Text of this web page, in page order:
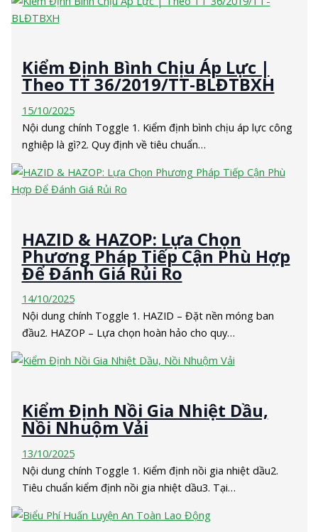
Kiểm Định Bình Chịu Áp Lực |
Theo TT 36/2019/TT-BLĐTBXH
15/10/2025
Nội dung chính Toggle 1. Kiểm định bình chịu áp lực công
nghiệp là gì?2. Quy định về tiêu chuẩn…
HAZID & HAZOP: Lựa Chọn
Phương Pháp Tiếp Cận Phù Hợp
Để Đánh Giá Rủi Ro
14/10/2025
Nội dung chính Toggle 1. HAZID – Đặt nền móng ban
đầu2. HAZOP – Lựa chọn hoàn hảo cho quy…
Kiểm Định Nồi Gia Nhiệt Dầu,
Nồi Nhuộm Vải
13/10/2025
Nội dung chính Toggle 1. Kiểm định nồi gia nhiệt dầu2.
Tiêu chuẩn kiểm định nồi gia nhiệt dầu3. Tại…